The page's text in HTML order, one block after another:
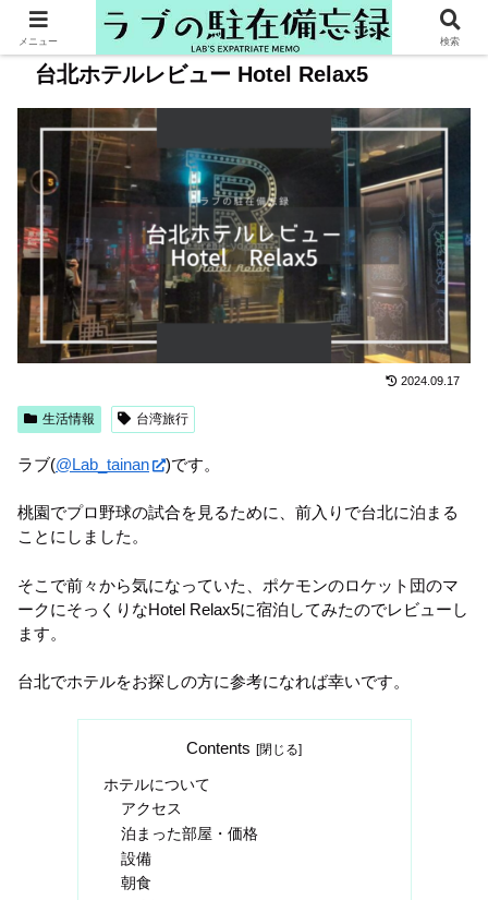
台北ホテルレビュー Hotel Relax5
2024.09.17
生活情報 台湾旅行
ラブ(@Lab_tainan )です。
桃園でプロ野球の試合を見るために、前入りで台北に泊まる
ことにしました。
そこで前々から気になっていた、ポケモンのロケット団のマ
ークにそっくりなHotel Relax5に宿泊してみたのでレビューし
ます。
台北でホテルをお探しの方に参考になれば幸いです。
Contents
ホテルについて
アクセス
泊まった部屋・価格
設備
朝食
メニュー 検索